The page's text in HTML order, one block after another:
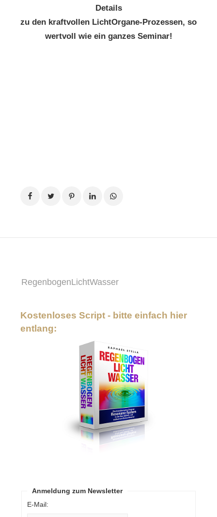
Details
zu den kraftvollen LichtOrgane-Prozessen, so
wertvoll wie ein ganzes Seminar!
RegenbogenLichtWasser
Kostenloses Script - bitte einfach hier
entlang:
Anmeldung zum Newsletter
E-Mail: